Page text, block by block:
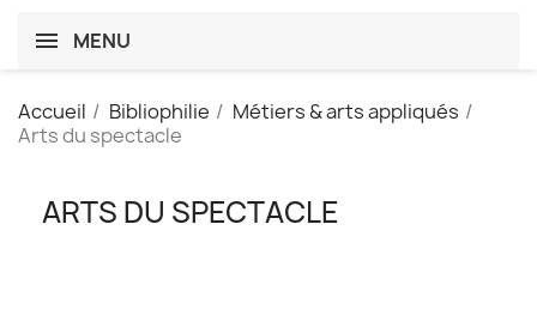
MENU
Accueil Bibliophilie
Métiers & arts appliqués
Arts du spectacle
ARTS DU SPECTACLE